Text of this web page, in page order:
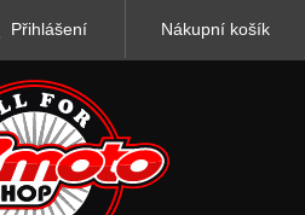
Přihlášení Nákupní košík